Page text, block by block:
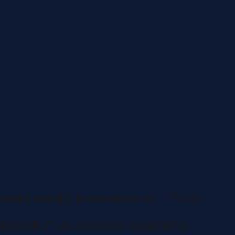
media promotion srl - Tutti i
e' un marchio registrato